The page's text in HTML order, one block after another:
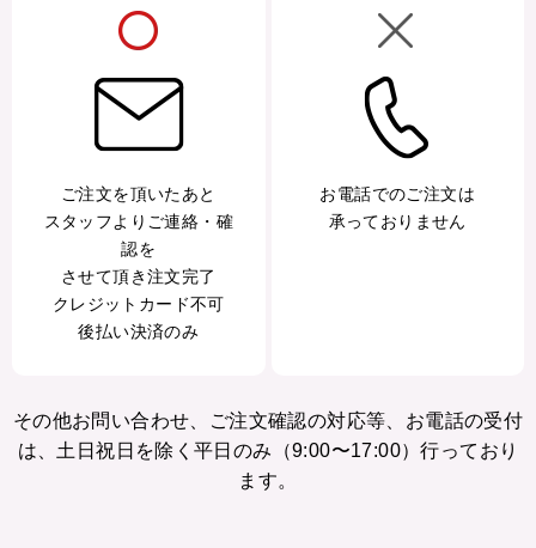
ご注文を頂いたあと
スタッフよりご連絡・確
認を
させて頂き注文完了
クレジットカード不可
後払い決済のみ
お電話でのご注文は
承っておりません
その他お問い合わせ、ご注文確認の対応等、お電話の受付
は、土日祝日を除く平日のみ（9:00〜17:00）行っており
ます。